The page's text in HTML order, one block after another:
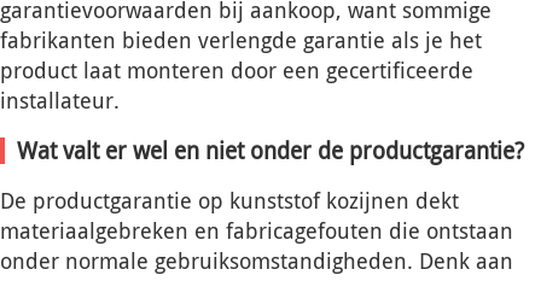
garantievoorwaarden bij aankoop, want sommige
fabrikanten bieden verlengde garantie als je het
product laat monteren door een gecertificeerde
installateur.
Wat valt er wel en niet onder de productgarantie?
De productgarantie op kunststof kozijnen dekt
materiaalgebreken en fabricagefouten die ontstaan
onder normale gebruiksomstandigheden. Denk aan